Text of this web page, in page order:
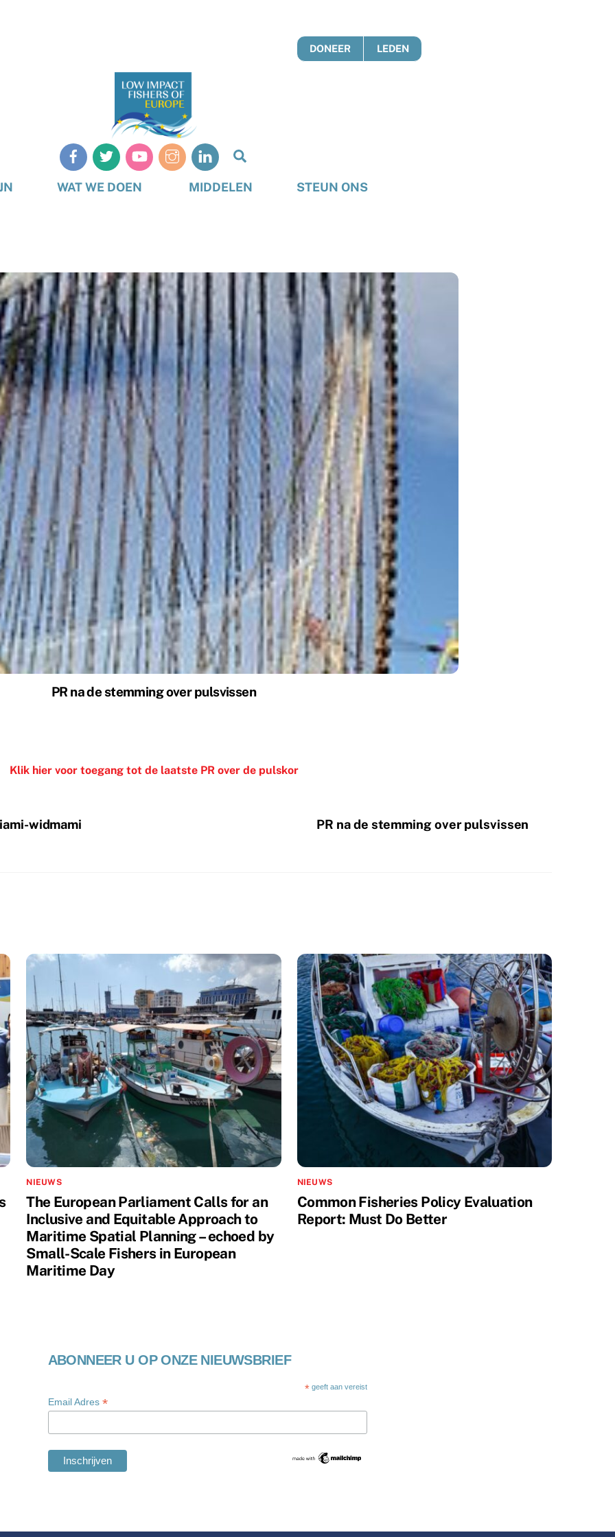
DONEER LEDEN
WAT WE DOEN MIDDELEN STEUN ONS
PR na de stemming over pulsvissen
Klik hier voor toegang tot de laatste PR over de pulskor
widmami PR na de stemming over pulsvissen
NIEUWS
The European Parliament Calls for an
Inclusive and Equitable Approach to
Maritime Spatial Planning – echoed by
Small-Scale Fishers in European
Maritime Day
NIEUWS
Common Fisheries Policy Evaluation
Report: Must Do Better
ABONNEER U OP ONZE NIEUWSBRIEF
* geeft aan vereist
Email Adres *